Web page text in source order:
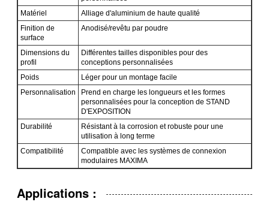
Laisser un message
Nous vous rappellerons bientôt!
Matériel
Alliage d'aluminium de haute qualité
Finition de
surface
Anodisé/revêtu par poudre
Dimensions du
profil
Différentes tailles disponibles pour des
conceptions personnalisées
Poids
Léger pour un montage facile
Personnalisation
Prend en charge les longueurs et les formes
personnalisées pour la conception de STAND
D'EXPOSITION
Durabilité
Résistant à la corrosion et robuste pour une
utilisation à long terme
Compatibilité
Compatible avec les systèmes de connexion
modulaires MAXIMA
Applications :